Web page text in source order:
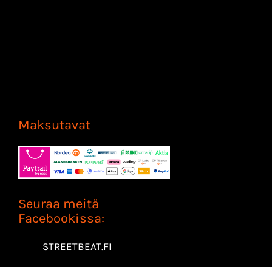
Maksutavat
Seuraa meitä
Facebookissa:
STREETBEAT.FI